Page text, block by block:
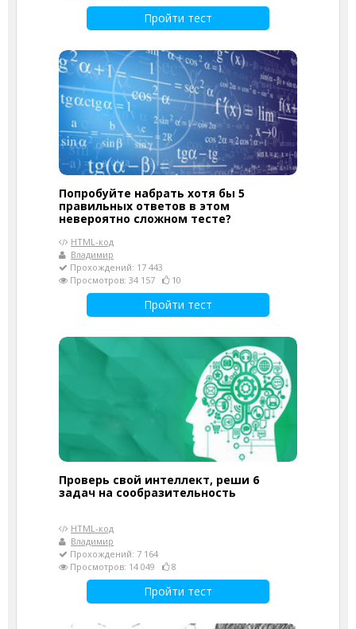
Пройти тест
Попробуйте набрать хотя бы 5
правильных ответов в этом
невероятно сложном тесте?
HTML-код
Владимир
Прохождений: 17 443
Просмотров: 34 157
10
Пройти тест
Проверь свой интеллект, реши 6
задач на сообразительность
HTML-код
Владимир
Прохождений: 7 164
Просмотров: 14 049
8
Пройти тест